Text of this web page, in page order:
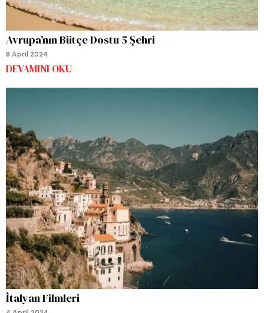
Avrupa’nın Bütçe Dostu 5 Şehri
8 April 2024
DEVAMINI OKU
İtalyan Filmleri